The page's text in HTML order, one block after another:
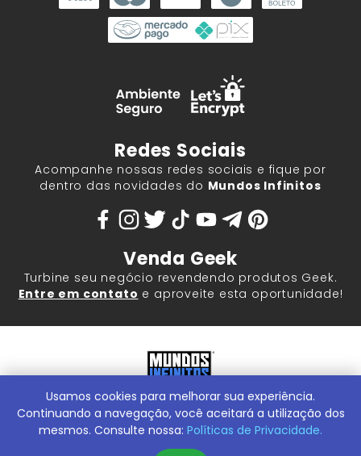
Redes Sociais
Acompanhe nossas redes sociais e fique por
dentro das novidades do Mundos Infinitos
Venda Geek
Turbine seu negócio revendendo produtos Geek.
Entre em contato e aproveite esta oportunidade!
Mundos Infinitos - Publicações e Geek Store |ContentStuff
Publicações e Assinaturas Ltda. CNPJ - 05.859.917/0001-60.
Conheça nossa Loja Física:Rua Machado Bitencourt, 291 -
Usamos cookies para melhorar sua experiência.
Continuando a navegação, você aceitará a utilização dos
mesmos. Consulte nossa: Políticas de Privacidade.